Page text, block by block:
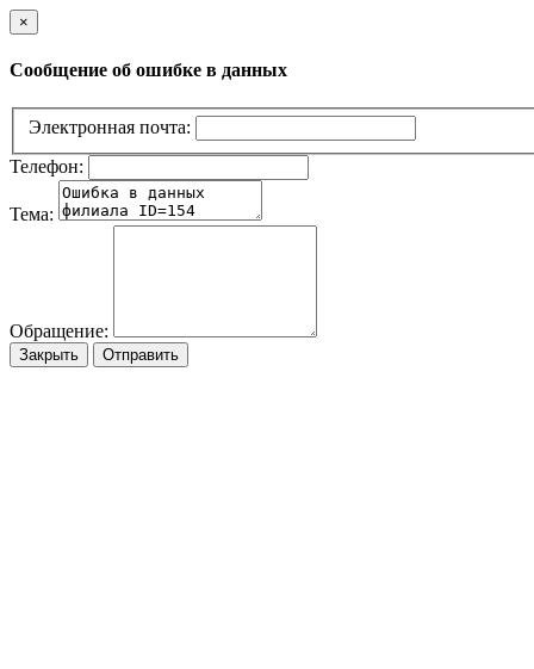
×
Сообщение об ошибке в данных
Электронная почта:
Телефон:
Тема:
Обращение:
Закрыть Отправить